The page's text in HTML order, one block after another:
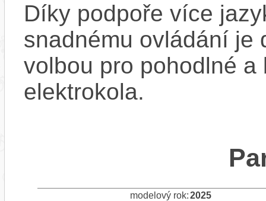
Díky podpoře více
snadnému ovládání je
volbou pro pohodlné
elektrokola.
modelový rok:2025